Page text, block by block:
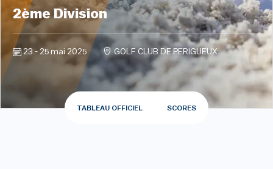
2ème Division
23 - 25 mai 2025 GOLF CLUB DE PERIGUEUX
TABLEAU OFFICIEL SCORES